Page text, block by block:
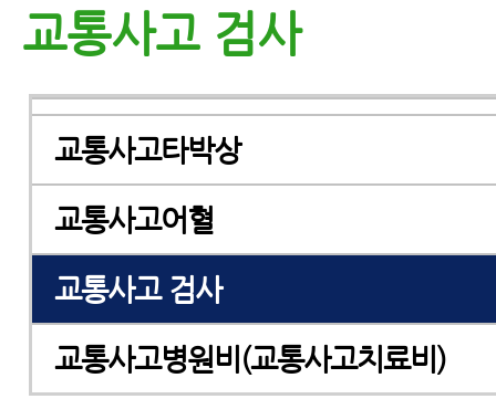
교통사고 검사
교통사고다리저림
교통사고타박상
교통사고어혈
교통사고 검사
교통사고병원비(교통사고치료비)